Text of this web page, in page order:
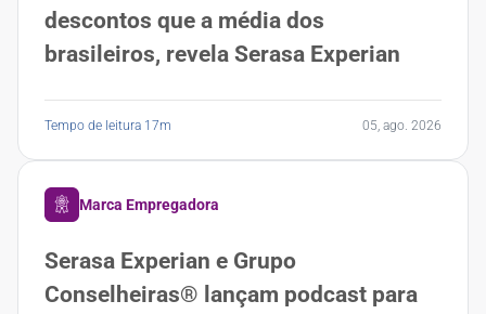
descontos que a média dos
brasileiros, revela Serasa Experian
Tempo de leitura 17m 05, ago. 2026
Marca Empregadora
Serasa Experian e Grupo
Conselheiras® lançam podcast para